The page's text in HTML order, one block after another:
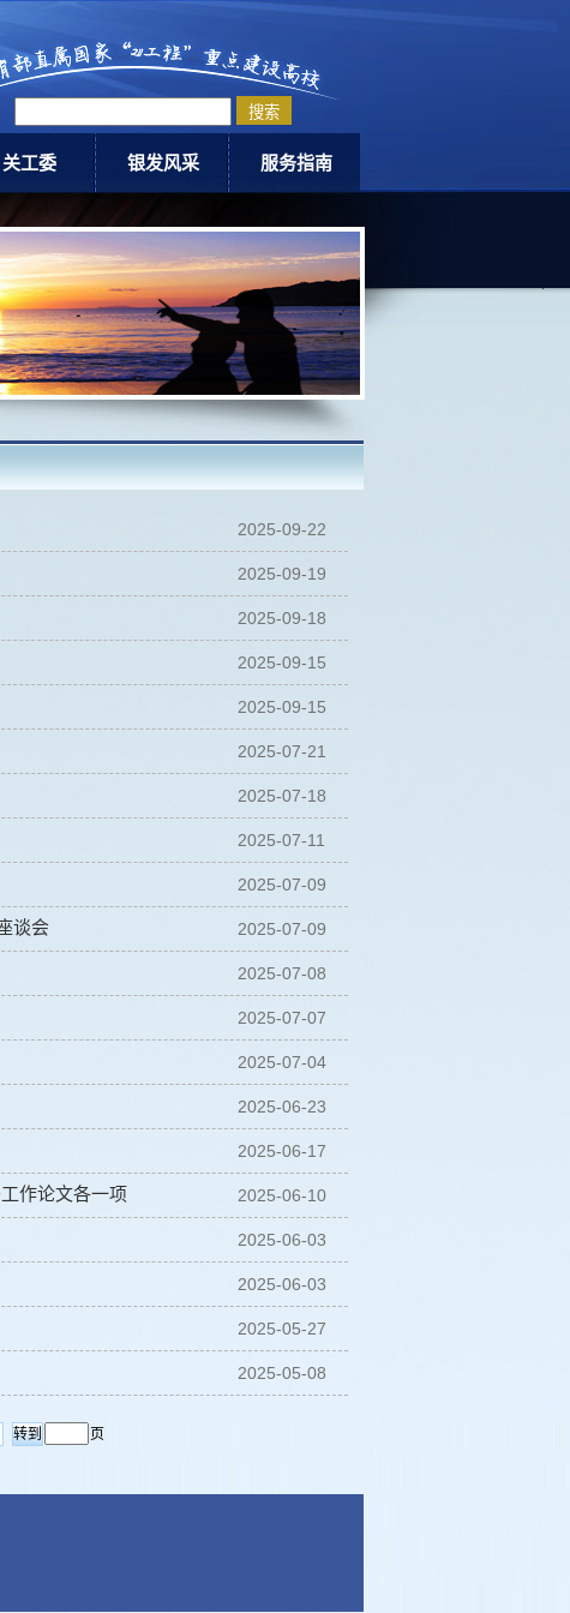
关工委
关爱网
银发风采
老体协
银龄教师计划
老同志优秀事迹
服务指南
活动中心介绍
下载专区
联系我们
2025-09-22
2025-09-19
2025-09-18
2025-09-15
2025-09-15
2025-07-21
2025-07-18
2025-07-11
2025-07-09
谈会 2025-07-09
2025-07-08
2025-07-07
2025-07-04
2025-06-23
2025-06-17
作论文各一项 2025-06-10
2025-06-03
2025-06-03
2025-05-27
2025-05-08
页